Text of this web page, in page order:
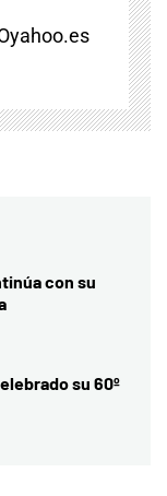
con su
su 60º